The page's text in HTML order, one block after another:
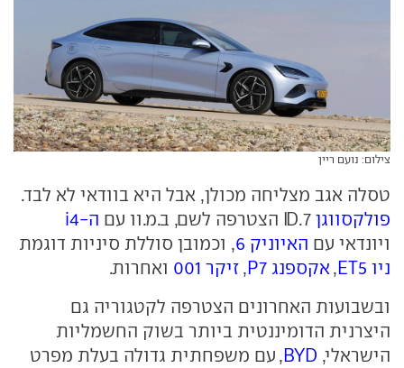
צילום: נועם ריין
טסלה אגב מצליחה מכולן, אבל היא בוודאי לא לבד.
פולקסווגן
ה-i4
ויונדאי עם האיוניק 6
, וכמובן סוללת סיניות דוגמת
ניו ET5
,אקספנג P7 , זיקר 001
ואחרות.
ובשבועות האחרונים הצטרפה לקטגוריה גם
היצרנית הדומיננטית ביותר בשוק החשמליות
הישראלי, BYD, עם משפחתית גדולה בעלת מפרט